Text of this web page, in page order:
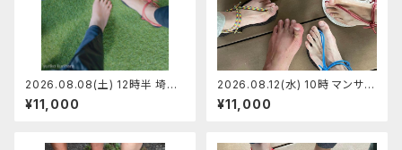
2026.08.08(土) 12時半 埼玉
県さいたま市 マンサンダルワー
クショップ 【定員7】りゅうさん
¥11,000
2026.08.12(水) 10時 マンサン
ダル代官山店 マンサンダルワー
クショップ 【定員5】うめちゃん
¥11,000